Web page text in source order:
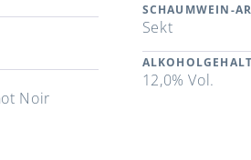
Noir
SCHAUMWEIN-
Sekt
ALKOHOLGEHALT
12,0% Vol.